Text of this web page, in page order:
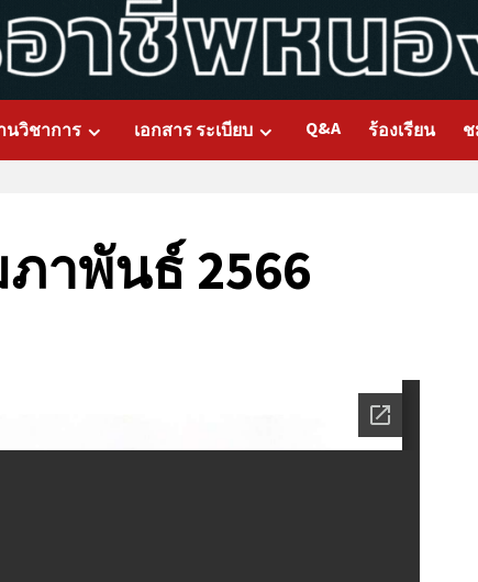
นวิชาการ เอกสาร ระเบียบ Q&A ร้องเรียน
าพันธ์ 2566